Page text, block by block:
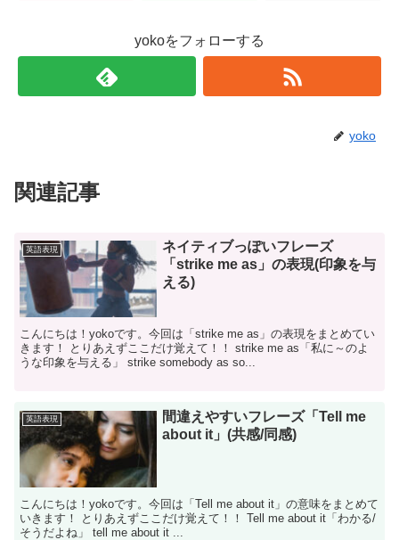
yokoをフォローする
yoko
関連記事
英語表現
ネイティブっぽいフレーズ
「strike me as」の表現(印象を与
える)
こんにちは！yokoです。今回は「strike me as」の表現をまとめてい
きます！ とりあえずここだけ覚えて！！ strike me as「私に～のよ
うな印象を与える」 strike somebody as so...
英語表現
間違えやすいフレーズ「Tell me
about it」(共感/同感)
こんにちは！yokoです。今回は「Tell me about it」の意味をまとめて
いきます！ とりあえずここだけ覚えて！！ Tell me about it「わかる/
そうだよね」 tell me about it ...